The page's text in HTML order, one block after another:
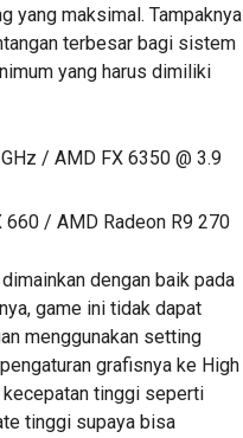
yang maksimal. Tampaknya
terbesar bagi sistem
yang harus dimiliki
/ AMD FX 6350 @ 3.9
660 / AMD Radeon R9 270
dengan baik pada
game ini tidak dapat
menggunakan setting
grafisnya ke High
tinggi seperti
tinggi supaya bisa